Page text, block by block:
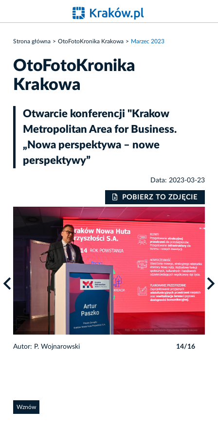
Strona główna OtoFotoKronika Krakowa Marzec 2023
OtoFotoKronika
Krakowa
Otwarcie konferencji "Krakow
Metropolitan Area for Business.
„Nowa perspektywa – nowe
perspektywy”
Data: 2023-03-23
POBIERZ TO ZDJĘCIE
Autor: P. Wojnarowski 14/16
Wznów